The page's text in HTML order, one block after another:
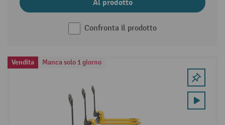
Al prodotto
Confronta il prodotto
Vendita Manca solo 1 giorno